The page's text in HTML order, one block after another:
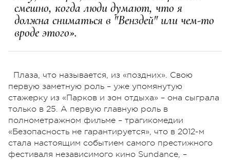
смешно, когда люди думают, что я
должна сниматься в "Венздей" или чем-то
вроде этого».
Плаза, что называется, из «поздних». Свою
первую заметную роль – уже упомянутую
стажерку из «Парков и зон отдыха» – она сыграла
только в 25. А первую главную роль в
полнометражном фильме – трагикомедии
«Безопасность не гарантируется», что в 2012-м
стала настоящим событием самого престижного
фестиваля независимого кино Sundance, –